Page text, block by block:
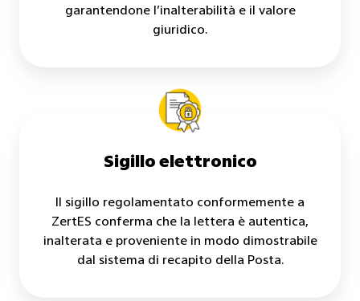
garantendone l’inalterabilità e il valore
giuridico.
Sigillo elettronico
Il sigillo regolamentato conformemente a
ZertES conferma che la lettera è autentica,
inalterata e proveniente in modo dimostrabile
dal sistema di recapito della Posta.